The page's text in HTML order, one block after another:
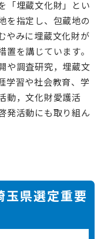
「埋蔵文化財」とい
を指定し、包蔵地の
やみに埋蔵文化財が
を講じています。
や調査研究，埋蔵文
学習や社会教育、学
動，文化財愛護活
発活動にも取り組ん
玉県選定重要